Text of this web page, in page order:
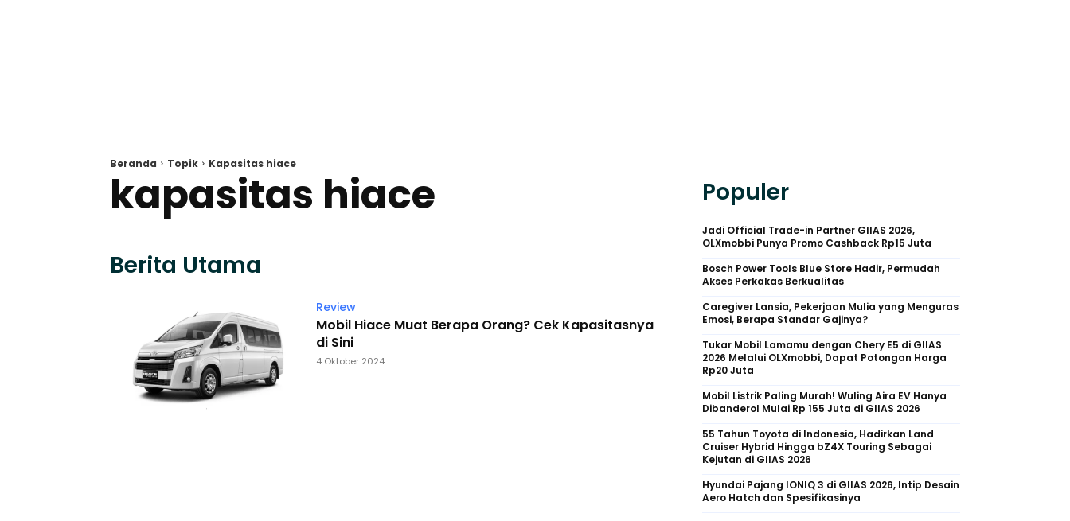
Beranda Topik Kapasitas hiace
kapasitas hiace
Berita Utama
Review
Mobil Hiace Muat Berapa Orang? Cek Kapasitasnya
di Sini
4 Oktober 2024
Populer
Jadi Official Trade-in Partner GIIAS 2026,
OLXmobbi Punya Promo Cashback Rp15 Juta
Bosch Power Tools Blue Store Hadir, Permudah
Akses Perkakas Berkualitas
Caregiver Lansia, Pekerjaan Mulia yang Menguras
Emosi, Berapa Standar Gajinya?
Tukar Mobil Lamamu dengan Chery E5 di GIIAS
2026 Melalui OLXmobbi, Dapat Potongan Harga
Rp20 Juta
Mobil Listrik Paling Murah! Wuling Aira EV Hanya
Dibanderol Mulai Rp 155 Juta di GIIAS 2026
55 Tahun Toyota di Indonesia, Hadirkan Land
Cruiser Hybrid Hingga bZ4X Touring Sebagai
Kejutan di GIIAS 2026
Hyundai Pajang IONIQ 3 di GIIAS 2026, Intip Desain
Aero Hatch dan Spesifikasinya